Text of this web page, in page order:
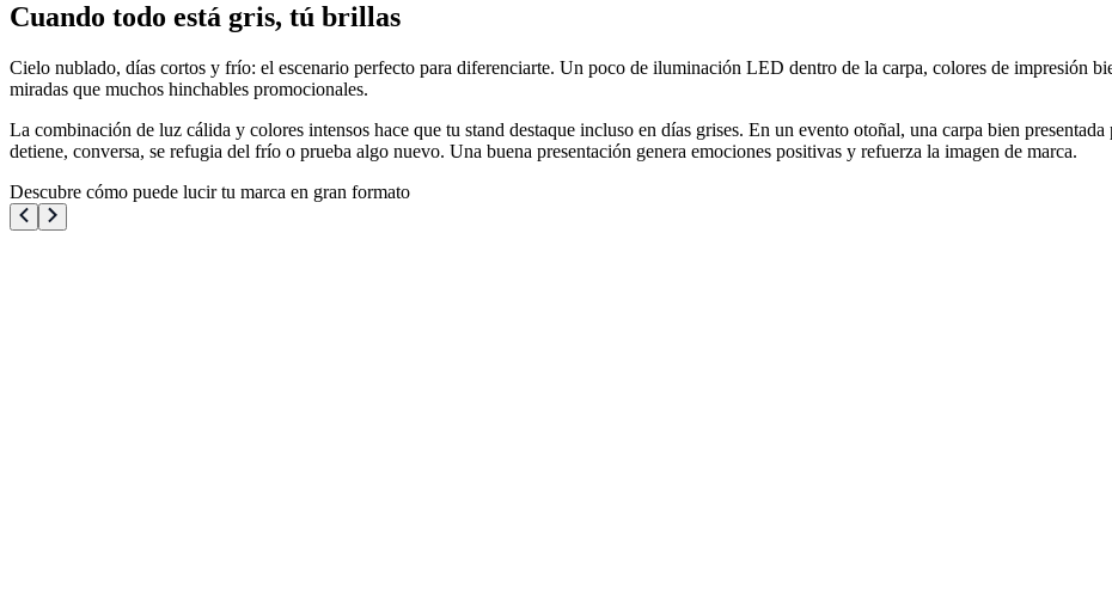
Cuando todo está gris, tú brillas
Cielo nublado, días cortos y frío: el escenario perfecto para diferenciarte. Un poco de iluminación LED dentro de la carpa, colores de impresión
miradas que muchos hinchables promocionales.
La combinación de luz cálida y colores intensos hace que tu stand destaque incluso en días grises. En un evento otoñal, una carpa bien
detiene, conversa, se refugia del frío o prueba algo nuevo. Una buena presentación genera emociones positivas y refuerza la imagen de marca.
Descubre cómo puede lucir tu marca en gran formato